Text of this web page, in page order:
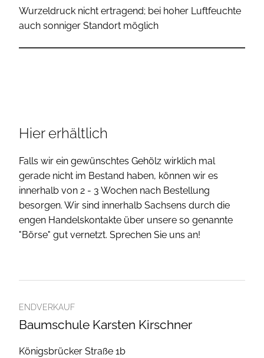
Wurzeldruck nicht ertragend; bei hoher Luftfeuchte
auch sonniger Standort möglich
Hier erhältlich
Falls wir ein gewünschtes Gehölz wirklich mal
gerade nicht im Bestand haben, können wir es
innerhalb von 2 - 3 Wochen nach Bestellung
besorgen. Wir sind innerhalb Sachsens durch die
engen Handelskontakte über unsere so genannte
"Börse" gut vernetzt. Sprechen Sie uns an!
ENDVERKAUF
Baumschule Karsten Kirschner
Königsbrücker Straße 1b